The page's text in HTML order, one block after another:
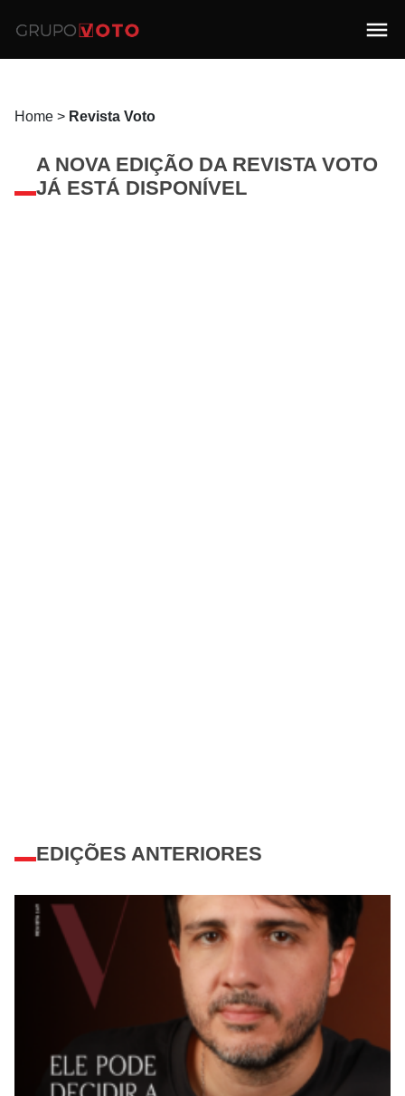
Home > Revista Voto
A NOVA EDIÇÃO DA REVISTA VOTO
JÁ ESTÁ DISPONÍVEL
EDIÇÕES ANTERIORES